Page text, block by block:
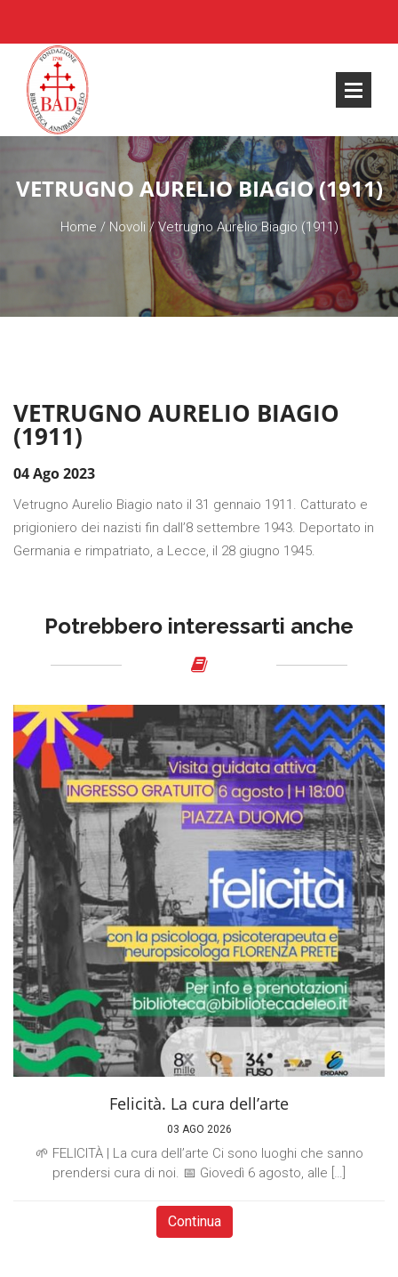
VETRUGNO AURELIO BIAGIO (1911)
Home / Novoli / Vetrugno Aurelio Biagio (1911)
VETRUGNO AURELIO BIAGIO
(1911)
04 Ago 2023
Vetrugno Aurelio Biagio nato il 31 gennaio 1911. Catturato e
prigioniero dei nazisti fin dall’8 settembre 1943. Deportato in
Germania e rimpatriato, a Lecce, il 28 giugno 1945.
Potrebbero interessarti anche
Felicità. La cura dell’arte
03 AGO 2026
🌱 FELICITÀ | La cura dell’arte Ci sono luoghi che sanno
prendersi cura di noi. 📅 Giovedì 6 agosto, alle […]
Continua